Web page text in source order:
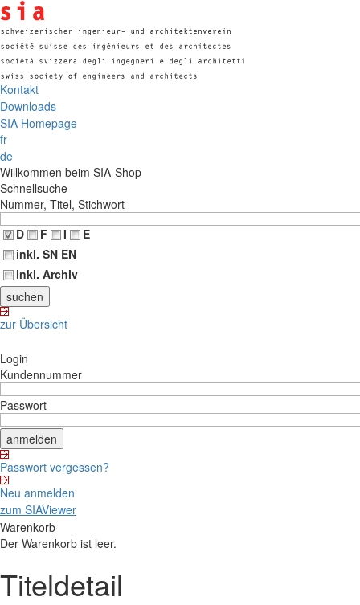
Kontakt
Downloads
SIA Homepage
fr
de
Willkommen beim SIA-Shop
Schnellsuche
Nummer, Titel, Stichwort
D
F I
E
inkl. SN EN
inkl. Archiv
zur Übersicht
Login
Kundennummer
Passwort
Passwort vergessen?
Neu anmelden
zum SIAViewer
Warenkorb
Der Warenkorb ist leer.
Titeldetail